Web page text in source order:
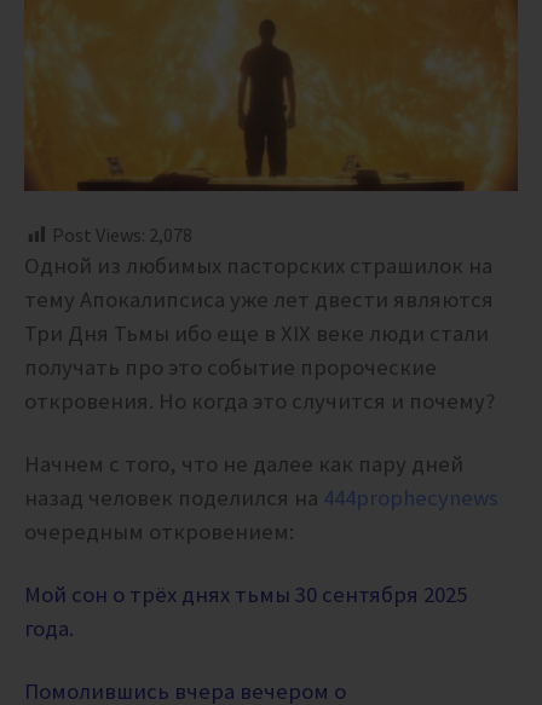
Post Views: 2,078
Одной из любимых пасторских страшилок на
тему Апокалипсиса уже лет двести являются
Три Дня Тьмы ибо еще в XIX веке люди стали
получать про это событие пророческие
откровения. Но когда это случится и почему?
Начнем с того, что не далее как пару дней
назад человек поделился на 444prophecynews
очередным откровением:
Мой сон о трёх днях тьмы 30 сентября 2025
года.
Помолившись вчера вечером о